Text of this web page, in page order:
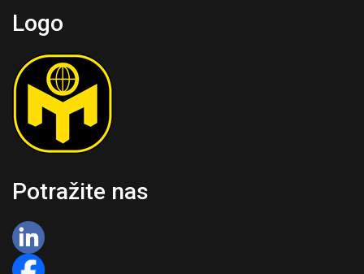
Logo
Potražite nas